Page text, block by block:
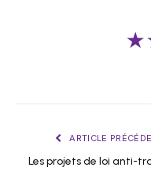
ARTICLE
Les projets de loi anti-